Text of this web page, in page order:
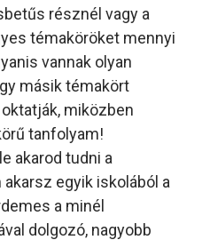
résznél vagy a
témaköröket mennyi
vannak olyan
másik témakört
miközben
tanfolyam!
akarod tudni a
egyik iskolából a
a minél
dolgozó, nagyobb